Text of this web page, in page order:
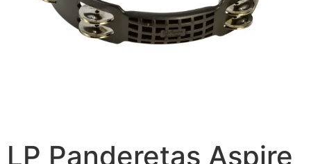
LP Panderetas Aspire